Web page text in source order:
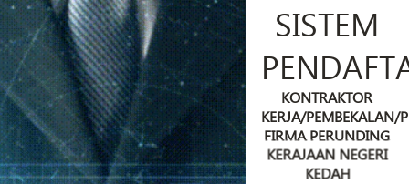
SISTEM
KONTRAKTOR
KERJA/PEMBEKALAN/
FIRMA PERUNDING
KERAJAAN NEGERI
KEDAH